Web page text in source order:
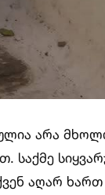
არა
საქმე
აღარ